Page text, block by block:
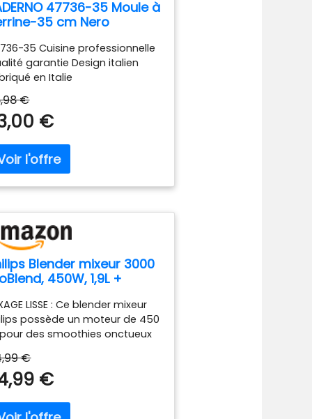
47736-35 Moule à
35 cm Nero
35 Cuisine professionnelle
garantie Design italien
en Italie
€
€
Blender mixeur 3000
450W, 1,9L +
LISSE : Ce blender mixeur
possède un moteur de 450
des smoothies onctueux
Pulse et jusqu’à 19 000
min pour un mixage rapide
TAILLE FAMILIALE :
à smoothie pour toute la
€
€